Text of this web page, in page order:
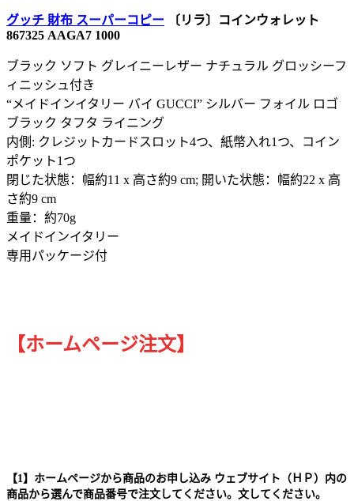
グッチ 財布 スーパーコピー 〔リラ〕コインウォレット
867325 AAGA7 1000
ブラック ソフト グレイニーレザー ナチュラル グロッシーフ
ィニッシュ付き
“メイドインイタリー バイ GUCCI” シルバー フォイル ロゴ
ブラック タフタ ライニング
内側: クレジットカードスロット4つ、紙幣入れ1つ、コイン
ポケット1つ
閉じた状態：幅約11 x 高さ約9 cm; 開いた状態：幅約22 x 高
さ約9 cm
重量：約70g
メイドインイタリー
専用パッケージ付
【ホームページ注文】
【1】ホームページから商品のお申し込み ウェブサイト（ＨＰ）内の
商品から選んで商品番号で注文してください。文してください。